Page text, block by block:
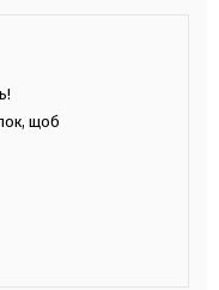
щоб